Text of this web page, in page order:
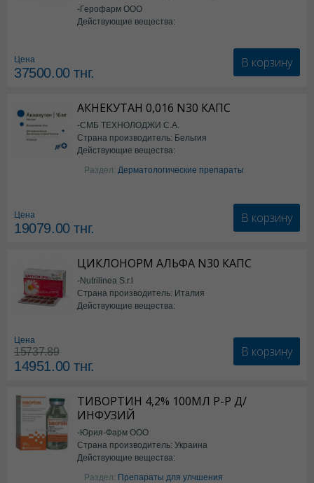
-Герофарм ООО
Действующие вещества:
Цена
37500.00тнг.
В корзину
АКНЕКУТАН 0,016 N30 КАПС
-СМБ ТЕХНОЛОДЖИ С.А.
Страна производитель: Бельгия
Действующие вещества:
Изотретиноин
Раздел: Дерматологические препараты
Цена
19079.00тнг.
В корзину
ЦИКЛОНОРМ АЛЬФА N30 КАПС
-Nutrilinea S.r.l
Страна производитель: Италия
Действующие вещества:
Цена
15737.89
14951.00тнг.
В корзину
ТИВОРТИН 4,2% 100МЛ Р-Р Д/
ИНФУЗИЙ
-Юрия-Фарм ООО
Страна производитель: Украина
Действующие вещества:
Аргинин
Раздел: Препараты для улчшения